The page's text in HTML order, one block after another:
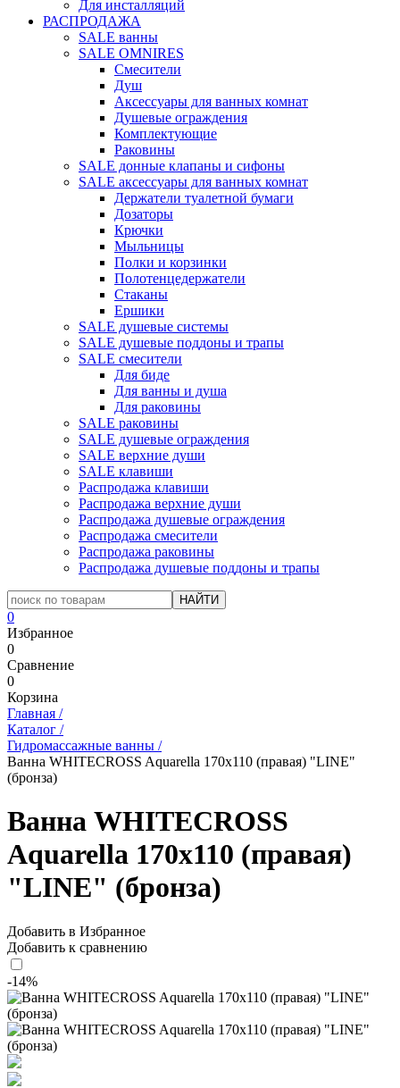
Для инсталляций
РАСПРОДАЖА
SALE ванны
SALE OMNIRES
Смесители
Душ
Аксессуары для ванных комнат
Душевые ограждения
Комплектующие
Раковины
SALE донные клапаны и сифоны
SALE аксессуары для ванных комнат
Держатели туалетной бумаги
Дозаторы
Крючки
Мыльницы
Полки и корзинки
Полотенцедержатели
Стаканы
Ершики
SALE душевые системы
SALE душевые поддоны и трапы
SALE смесители
Для биде
Для ванны и душа
Для раковины
SALE раковины
SALE душевые ограждения
SALE верхние души
SALE клавиши
Распродажа клавиши
Распродажа верхние души
Распродажа душевые ограждения
Распродажа смесители
Распродажа раковины
Распродажа душевые поддоны и трапы
0
Избранное
0
Сравнение
0
Корзина
Главная /
Каталог /
Гидромассажные ванны /
Ванна WHITECROSS Aquarella 170x110 (правая) "LINE"
(бронза)
Ванна WHITECROSS
Aquarella 170x110 (правая)
"LINE" (бронза)
Добавить в Избранное
Добавить к сравнению
-14%